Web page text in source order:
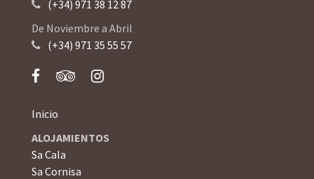
(+34) 971 38 12 87
De Noviembre a Abril
(+34) 971 35 55 57
Inicio
ALOJAMIENTOS
Sa Cala
Sa Cornisa